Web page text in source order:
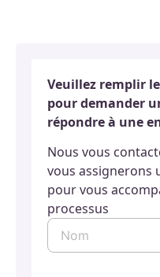
Veuillez remplir
pour demander
répondre à une
Nous vous
vous assignerons
pour vous
processus